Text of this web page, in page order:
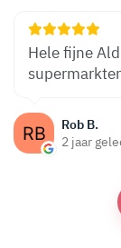
Rob B.
2 jaar
Hele fijne